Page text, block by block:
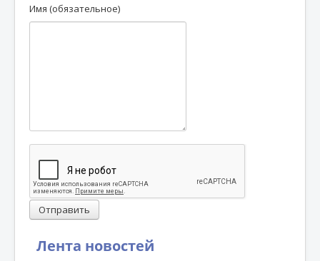
Лента новостей
Имя (обязательное)
Отправить